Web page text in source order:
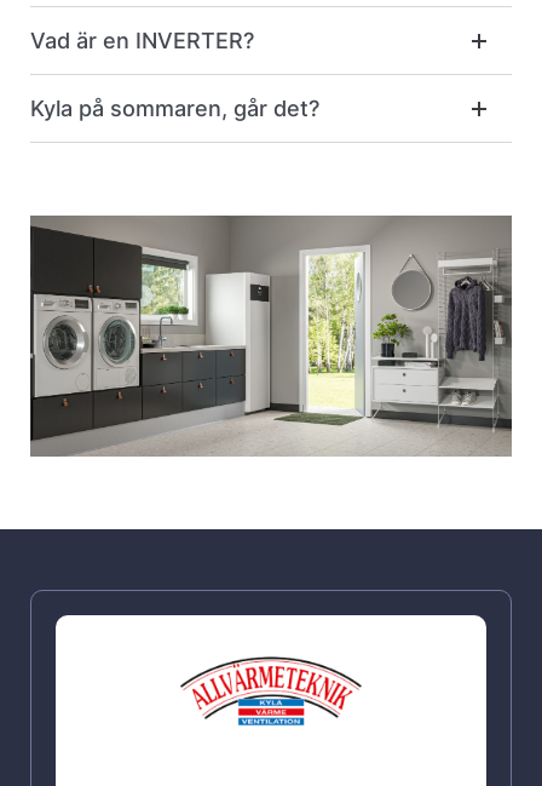
Vad är en INVERTER?
Kyla på sommaren, går det?